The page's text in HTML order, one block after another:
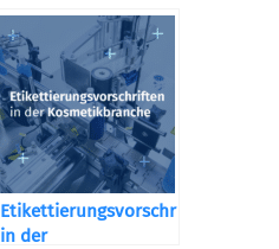
Etikettierungsvorschriften
in der